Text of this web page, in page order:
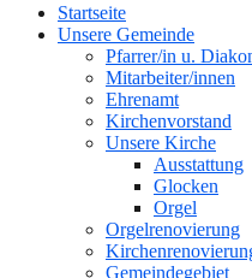
oben
Startseite
Unsere Gemeinde
Pfarrer/in u.
Mitarbeiter/innen
Ehrenamt
Kirchenvorstand
Unsere Kirche
Ausstattung
Glocken
Orgel
Orgelrenovierung
Gemeindegebiet